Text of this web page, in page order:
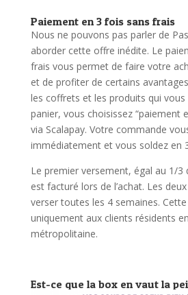
Paiement en 3 fois sans frais
Nous ne pouvons pas parler de
aborder cette offre inédite. Le
frais vous permet de faire votre
et de profiter de certains
les coffrets et les produits qui
panier, vous choisissez “paiement
via Scalapay. Votre commande
immédiatement et vous soldez en
Le premier versement, égal au 1/
est facturé lors de l’achat. Les
verser toutes les 4 semaines. Cette
uniquement aux clients résidents
métropolitaine.
Est-ce que la box en vaut la